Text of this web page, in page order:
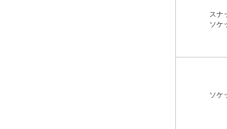
スナ
ソケ
ソケ